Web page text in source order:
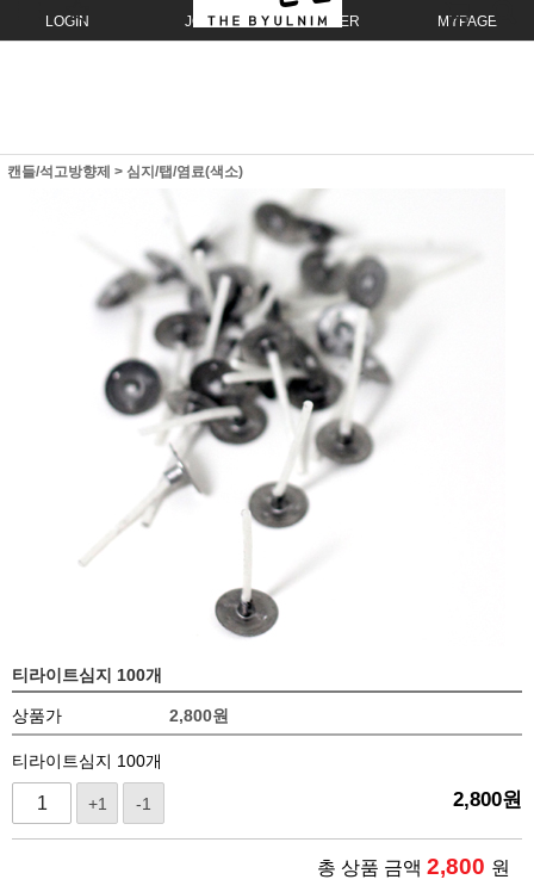
LOGIN JOIN ORDER MYPAGE
캔들/석고방향제 > 심지/탭/염료(색소)
티라이트심지 100개
상품가 2,800원
티라이트심지 100개
+1 -1 2,800원
총 상품 금액 2,800 원